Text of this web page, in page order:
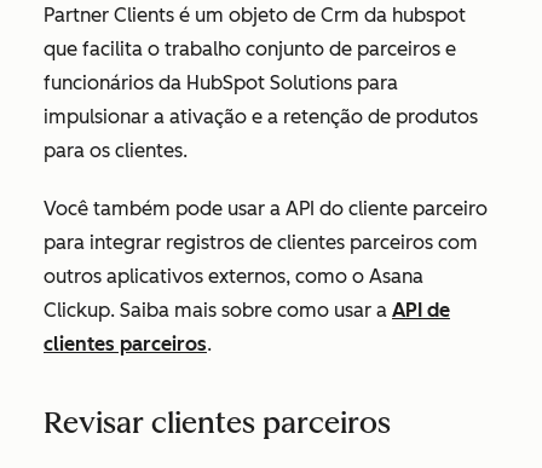
Partner Clients é um objeto de Crm da hubspot
que facilita o trabalho conjunto de parceiros e
funcionários da HubSpot Solutions para
impulsionar a ativação e a retenção de produtos
para os clientes.
Você também pode usar a API do cliente parceiro
para integrar registros de clientes parceiros com
outros aplicativos externos, como o Asana
Clickup. Saiba mais sobre como usar a API de
clientes parceiros.
Revisar clientes parceiros